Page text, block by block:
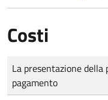
Costi
Tipo di pagamento
Importo
La presentazione
pagamento